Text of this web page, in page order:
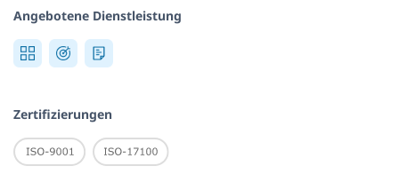
Angebotene Dienstleistung
Zertifizierungen